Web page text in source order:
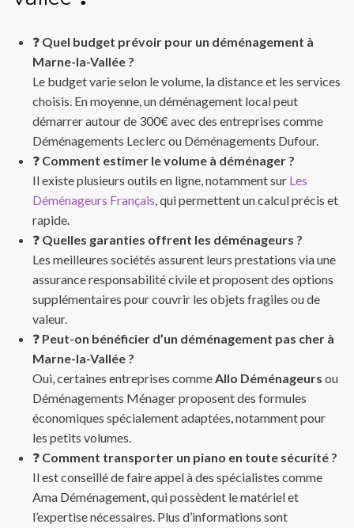
❓ Quel budget prévoir pour un déménagement à
Marne-la-Vallée ?
Le budget varie selon le volume, la distance et les services
choisis. En moyenne, un déménagement local peut
démarrer autour de 300€ avec des entreprises comme
Déménagements Leclerc ou Déménagements Dufour.
❓ Comment estimer le volume à déménager ?
Il existe plusieurs outils en ligne, notamment sur Les
Déménageurs Français, qui permettent un calcul précis et
rapide.
❓ Quelles garanties offrent les déménageurs ?
Les meilleures sociétés assurent leurs prestations via une
assurance responsabilité civile et proposent des options
supplémentaires pour couvrir les objets fragiles ou de
valeur.
❓ Peut-on bénéficier d’un déménagement pas cher à
Marne-la-Vallée ?
Oui, certaines entreprises commeAllo Déménageurs ou
Déménagements Ménager proposent des formules
économiques spécialement adaptées, notamment pour
les petits volumes.
❓ Comment transporter un piano en toute sécurité ?
Il est conseillé de faire appel à des spécialistes comme
Ama Déménagement, qui possèdent le matériel et
l’expertise nécessaires. Plus d’informations sont